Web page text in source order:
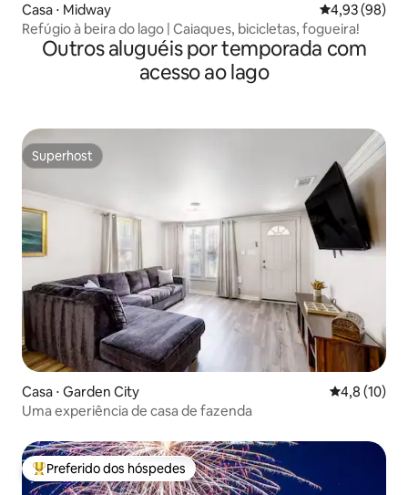
Casa ⋅ Midway 4,93 de uma
4,93 (98)
Refúgio à beira do lago | Caiaques, bicicletas, fogueira!
Outros aluguéis por temporada com
acesso ao lago
Superhost
Superhost
Casa ⋅ Garden City 4,8 de uma
4,8 (10)
Uma experiência de casa de fazenda
Entre os melhores preferidos dos hóspedes
Preferido dos hóspedes